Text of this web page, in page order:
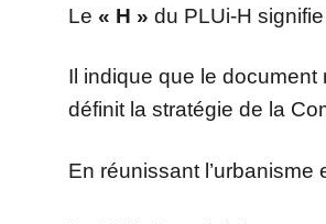
Le « H » du PLUi-H signifie
Il indique que le document
définit la stratégie de la
En réunissant l’urbanisme